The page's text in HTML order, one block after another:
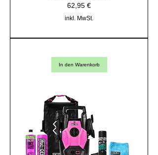
Preis
62,95 €
inkl. MwSt.
In den Warenkorb